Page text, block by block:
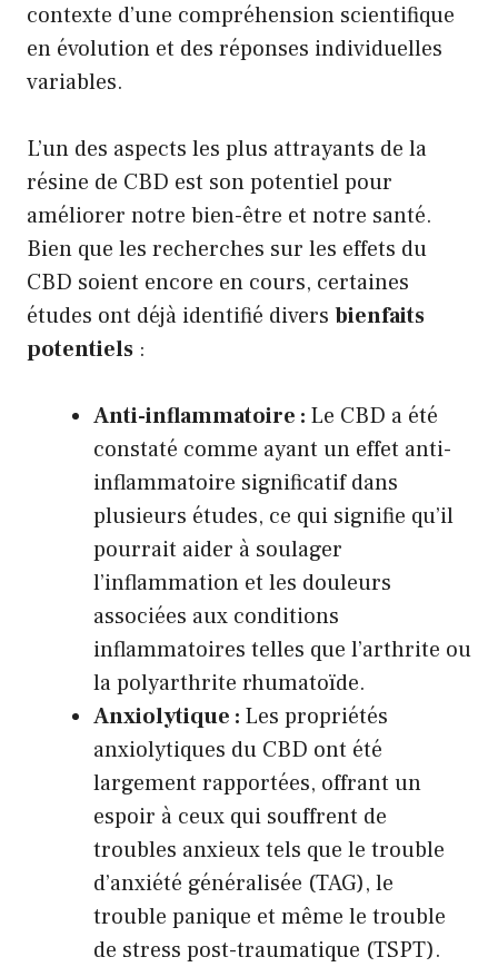
contexte d’une compréhension scientifique
en évolution et des réponses individuelles
variables.
L’un des aspects les plus attrayants de la
résine de CBD est son potentiel pour
améliorer notre bien-être et notre santé.
Bien que les recherches sur les effets du
CBD soient encore en cours, certaines
études ont déjà identifié divers bienfaits
potentiels :
Anti-inflammatoire : Le CBD a été
constaté comme ayant un effet anti-
inflammatoire significatif dans
plusieurs études, ce qui signifie qu’il
pourrait aider à soulager
l’inflammation et les douleurs
associées aux conditions
inflammatoires telles que l’arthrite ou
la polyarthrite rhumatoïde.
Anxiolytique : Les propriétés
anxiolytiques du CBD ont été
largement rapportées, offrant un
espoir à ceux qui souffrent de
troubles anxieux tels que le trouble
d’anxiété généralisée (TAG), le
trouble panique et même le trouble
de stress post-traumatique (TSPT).